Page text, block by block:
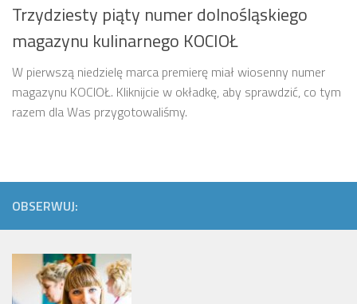
Trzydziesty piąty numer dolnośląskiego
magazynu kulinarnego KOCIOŁ
W pierwszą niedzielę marca premierę miał wiosenny numer
magazynu KOCIOŁ. Kliknijcie w okładkę, aby sprawdzić, co tym
razem dla Was przygotowaliśmy.
OBSERWUJ: